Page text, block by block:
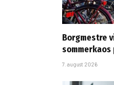
Borgmestre
7. august 2026